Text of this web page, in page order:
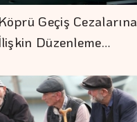
Köprü Geçiş Cezalarına
Düzenleme…